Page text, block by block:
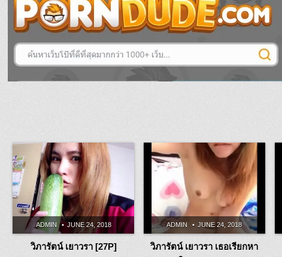
ADMIN JUNE 24, 2018
วิภารัตน์ เยาวรา [27P]
ADMIN JUNE 24, 2018
วิภารัตน์ เยาวรา เธอเรียกหา